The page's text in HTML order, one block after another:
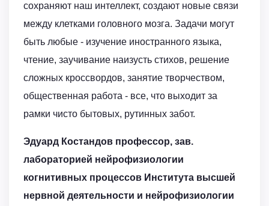
сохраняют наш интеллект, создают новые связи
между клетками головного мозга. Задачи могут
быть любые - изучение иностранного языка,
чтение, заучивание наизусть стихов, решение
сложных кроссвордов, занятие творчеством,
общественная работа - все, что выходит за
рамки чисто бытовых, рутинных забот.
Эдуард Костандов профессор, зав.
лабораторией нейрофизиологии
когнитивных процессов Института высшей
нервной деятельности и нейрофизиологии